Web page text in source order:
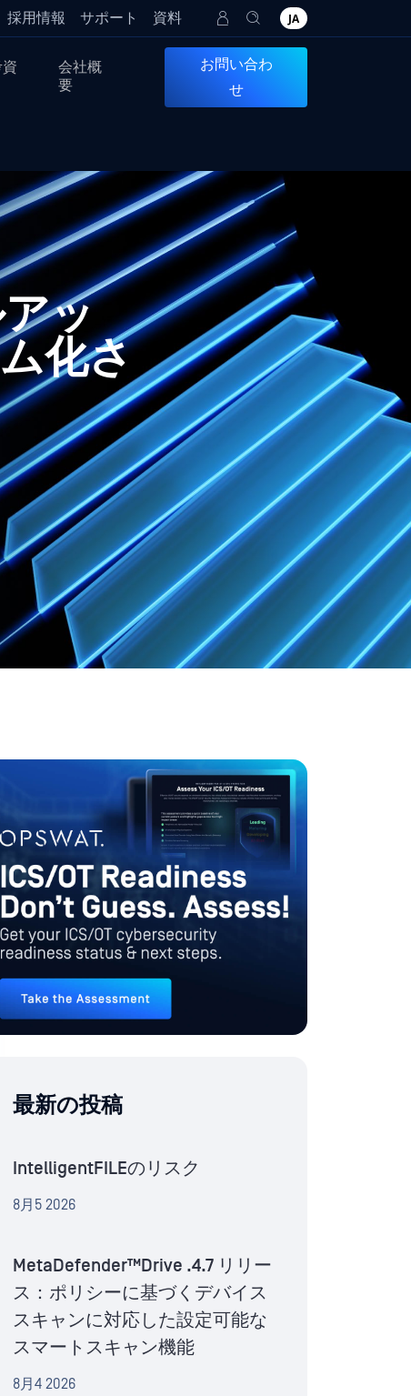
採用情報 サポート 資料 JA
会社概
要
お問い合わ
せ
アッ
化さ
最新の投稿
IntelligentFILEのリスク
8月5 2026
MetaDefender™Drive .4.7 リリー
ス：ポリシーに基づくデバイス
スキャンに対応した設定可能な
スマートスキャン機能
8月4 2026